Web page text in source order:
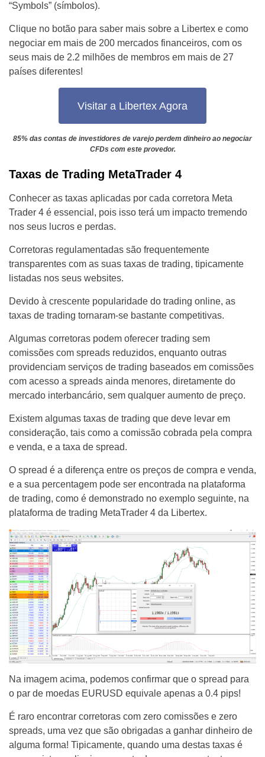
“Symbols” (símbolos).
Clique no botão para saber mais sobre a Libertex e como
negociar em mais de 200 mercados financeiros, com os
seus mais de 2.2 milhões de membros em mais de 27
países diferentes!
Visitar a Libertex Agora
85% das contas de investidores de varejo perdem dinheiro ao negociar
CFDs com este provedor.
Taxas de Trading MetaTrader 4
Conhecer as taxas aplicadas por cada corretora Meta
Trader 4 é essencial, pois isso terá um impacto tremendo
nos seus lucros e perdas.
Corretoras regulamentadas são frequentemente
transparentes com as suas taxas de trading, tipicamente
listadas nos seus websites.
Devido à crescente popularidade do trading online, as
taxas de trading tornaram-se bastante competitivas.
Algumas corretoras podem oferecer trading sem
comissões com spreads reduzidos, enquanto outras
providenciam serviços de trading baseados em comissões
com acesso a spreads ainda menores, diretamente do
mercado interbancário, sem qualquer aumento de preço.
Existem algumas taxas de trading que deve levar em
consideração, tais como a comissão cobrada pela compra
e venda, e a taxa de spread.
O spread é a diferença entre os preços de compra e venda,
e a sua percentagem pode ser encontrada na plataforma
de trading, como é demonstrado no exemplo seguinte, na
plataforma de trading MetaTrader 4 da Libertex.
Na imagem acima, podemos confirmar que o spread para
o par de moedas EURUSD equivale apenas a 0.4 pips!
É raro encontrar corretoras com zero comissões e zero
spreads, uma vez que são obrigadas a ganhar dinheiro de
alguma forma! Tipicamente, quando uma destas taxas é